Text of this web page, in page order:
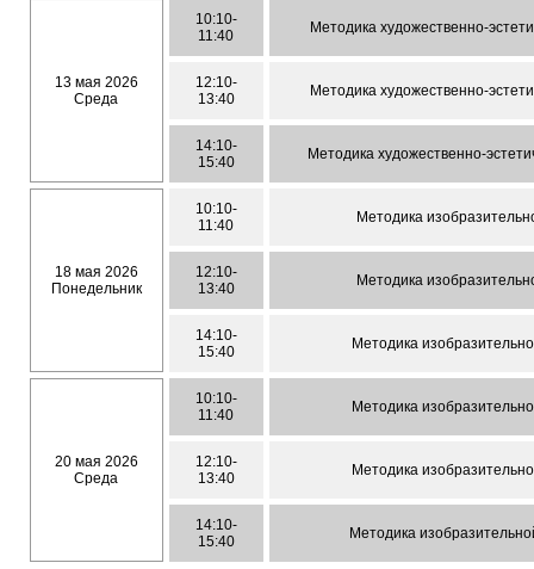
13 мая 2026
Среда
10:10-
11:40
Методика художественно-
12:10-
13:40
Методика художественно-
14:10-
15:40
Методика художественно-
18 мая 2026
Понедельник
10:10-
11:40
Методика
12:10-
13:40
Методика
14:10-
15:40
Методика
20 мая 2026
Среда
10:10-
11:40
Методика
12:10-
13:40
Методика
14:10-
15:40
Методика